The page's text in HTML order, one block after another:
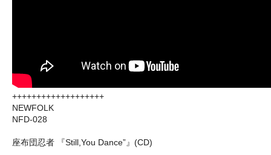
+++++++++++++++++++
NEWFOLK
NFD-028
座布団忍者 『Still,You Dance”』(CD)